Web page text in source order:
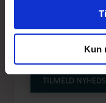
Kun
Produktnummer:
TILMELD